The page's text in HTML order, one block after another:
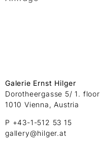
Galerie Ernst Hilger
Dorotheergasse 5/ 1. floor
1010 Vienna, Austria
P +43-1-512 53 15
gallery@hilger.at